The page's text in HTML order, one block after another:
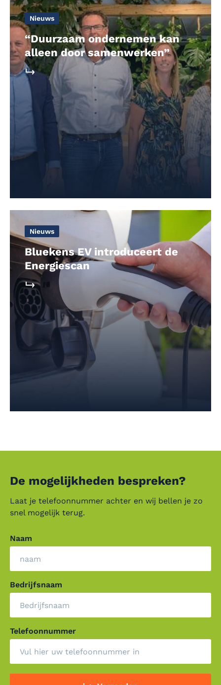
Nieuws
“Duurzaam ondernemen kan
alleen door samenwerken”
Nieuws
Bluekens EV introduceert de
Energiescan
De mogelijkheden bespreken?
Laat je telefoonnummer achter en wij bellen je zo
snel mogelijk terug.
Naam
Bedrijfsnaam
Telefoonnummer